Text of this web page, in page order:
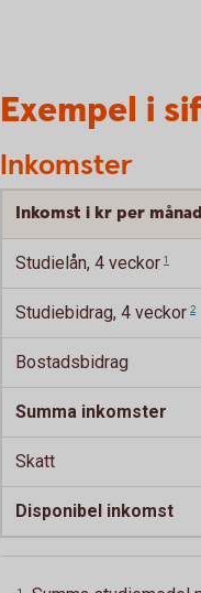
Exempel i
Inkomster
Inkomst i kr per månad
Studielån, 4 veckor 1
Studiebidrag, 4 veckor 2
Bostadsbidrag
Summa inkomster
Skatt
Disponibel inkomst